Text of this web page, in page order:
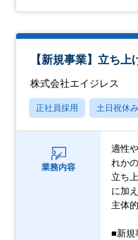
【新規事業】立ち上
株式会社エイジレス
正社員採用 土日祝休み
業務内容
適性
れか
立ち
に加
主体
■新規